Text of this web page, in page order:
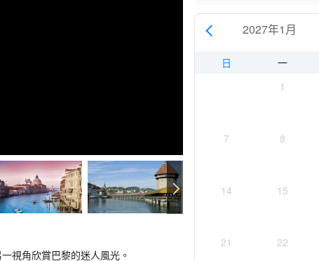
視角欣賞巴黎的迷人風光。
2026年12月 2027年1月
日 一
1
7 8
14 15
21 22